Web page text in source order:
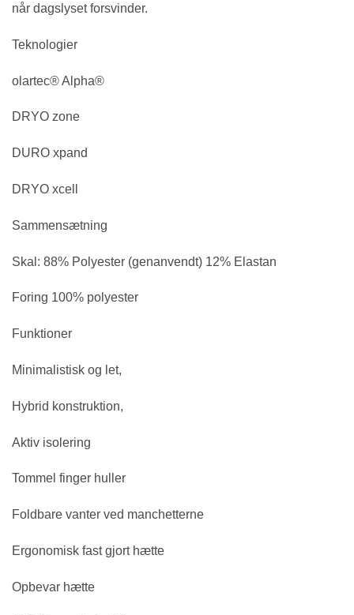
når dagslyset forsvinder.
Teknologier
olartec® Alpha®
DRYO zone
DURO xpand
DRYO xcell
Sammensætning
Skal: 88% Polyester (genanvendt) 12% Elastan
Foring 100% polyester
Funktioner
Minimalistisk og let,
Hybrid konstruktion,
Aktiv isolering
Tommel finger huller
Foldbare vanter ved manchetterne
Ergonomisk fast gjort hætte
Opbevar hætte